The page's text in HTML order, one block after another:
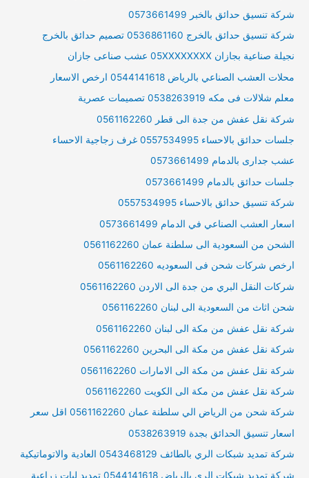
شركة تنسيق حدائق بالخبر 0573661499
شركة تنسيق حدائق بالخرج 0536861160 تصميم حدائق بالخرج
نجيلة صناعية بجازان 05XXXXXXXX عشب صناعى جازان
محلات العشب الصناعي بالرياض 0544141618 ارخص الاسعار
معلم شلالات فى مكه 0538263919 تصميمات عصرية
شركة نقل عفش من جدة الى قطر 0561162260
جلسات حدائق بالاحساء 0557534995 غرف زجاجية الاحساء
عشب جدارى بالدمام 0573661499
جلسات حدائق بالدمام 0573661499
شركة تنسيق حدائق بالاحساء 0557534995
اسعار العشب الصناعي في الدمام 0573661499
الشحن من السعودية الى سلطنة عمان 0561162260
ارخص شركات شحن فى السعوديه 0561162260
شركات النقل البري من جدة الى الاردن 0561162260
شحن اثاث من السعودية الى لبنان 0561162260
شركة نقل عفش من مكة الى لبنان 0561162260
شركة نقل عفش من مكة الى البحرين 0561162260
شركة نقل عفش من مكة الى الامارات 0561162260
شركة نقل عفش من مكة الى الكويت 0561162260
شركة شحن من الرياض الي سلطنة عمان 0561162260 اقل سعر
اسعار تنسيق الحدائق بجدة 0538263919
شركة تمديد شبكات الري بالطائف 0543468129 العادية والاتوماتيكية
شركة تمديد شبكات الري بالرياض 0544141618 تمديد ليات زراعية